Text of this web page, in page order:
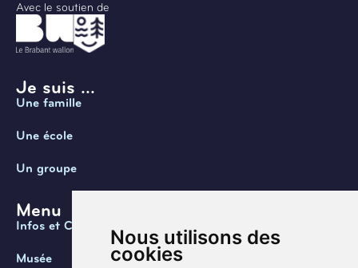
Nous utilisons des
cookies
Avec le soutien de
Je suis ...
Une famille
Une école
Un groupe
Menu
Infos et Contact
Musée